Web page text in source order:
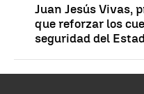
Juan Jesús Vivas,
que reforzar los
seguridad del